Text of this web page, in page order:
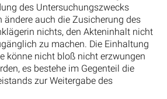
des Untersuchungszwecks
ändere auch die Zusicherung des
nichts, den Akteninhalt nicht
zu machen. Die Einhaltung
könne nicht bloß nicht erzwungen
es bestehe im Gegenteil die
zur Weitergabe des